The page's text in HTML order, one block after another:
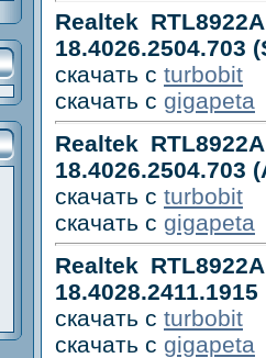
Realtek
18.4026.2504.703
скачать с turbobit
скачать с gigapeta
Realtek
18.4026.2504.703
скачать с turbobit
скачать с gigapeta
Realtek
скачать с turbobit
скачать с gigapeta